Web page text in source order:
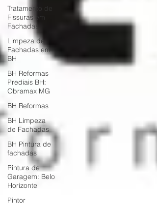
Tratamento de
Fissuras em
Fachadas
Limpeza de
Fachadas em
BH
BH Reformas
Prediais BH:
Obramax MG
BH Reformas
BH Limpeza
de Fachadas
BH Pintura de
fachadas
Pintura de
Garagem: Belo
Horizonte
Pintor